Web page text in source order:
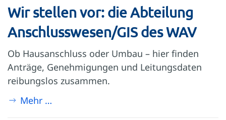
Wir stellen vor: die Abteilung
Anschlusswesen/GIS des WAV
Ob Hausanschluss oder Umbau – hier finden
Anträge, Genehmigungen und Leitungsdaten
reibungslos zusammen.
Mehr …